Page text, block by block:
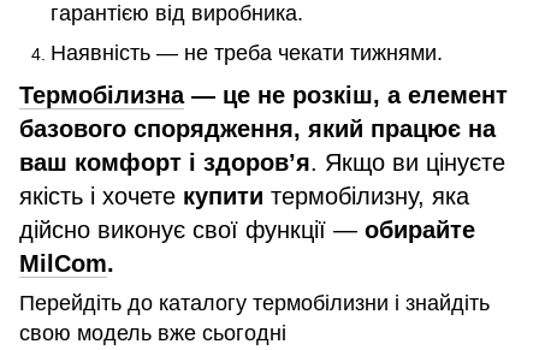
гарантією від виробника.
Наявність — не треба чекати тижнями.
Термобілизна— це не розкіш, а елемент
базового спорядження, який працює на
ваш комфорт і здоров’я. Якщо ви цінуєте
якість і хочете купити термобілизну, яка
дійсно виконує свої функції — обирайте
MilCom.
Перейдіть до каталогу термобілизни і знайдіть
свою модель вже сьогодні